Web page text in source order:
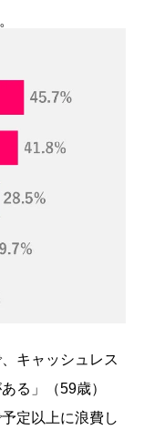
キャッシュレス
る」（59歳）
定以上に浪費し